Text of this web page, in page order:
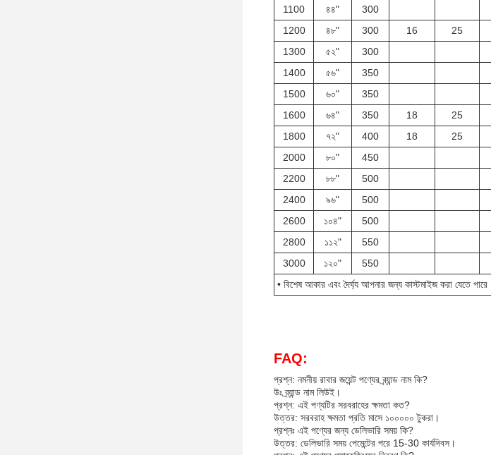
1100
৪৪" 300
1200
৪৮" 300 16 25
1300
৫২" 300
1400
৫৬" 350
1500
৬০" 350
1600
৬৪" 350 18 25
1800
৭২" 400 18 25
2000
৮০" 450
2200
৮৮" 500
2400
৯৬" 500
2600
১০৪" 500
2800
১১২" 550
3000
১২০" 550
• বিশেষ আকার এবং দৈর্ঘ্য আপনার জন্য কাস্টমাইজ করা যেতে
FAQ:
প্রশ্ন: নমনীয় রাবার জয়েন্ট পণ্যের ব্র্যান্ড নাম কি?
উঃ ব্র্যান্ড নাম লিউই।
প্রশ্ন: এই পণ্যটির সরবরাহের ক্ষমতা কত?
উত্তর: সরবরাহ ক্ষমতা প্রতি মাসে ১০০০০০ টুকরা।
প্রশ্নঃ এই পণ্যের জন্য ডেলিভারি সময় কি?
উত্তর: ডেলিভারি সময় পেমেন্টের পরে 15-30 কার্যদিবস।